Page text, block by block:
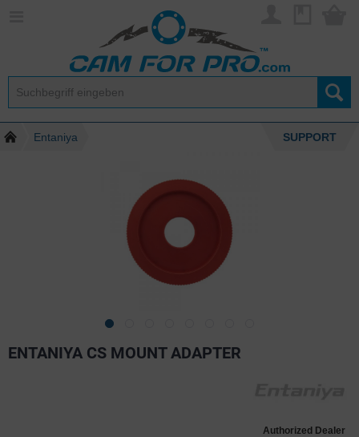
Entaniya SUPPORT
ENTANIYA CS MOUNT ADAPTER
Authorized Dealer